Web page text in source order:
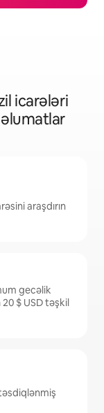
icarələri
araşdırın
gecəlik
$ USD təşkil